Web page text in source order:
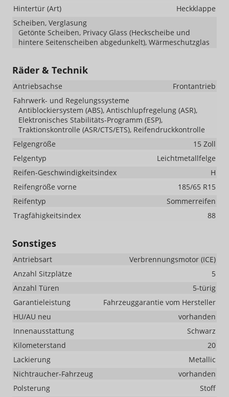
Hintertür (Art)
Heckklappe
Scheiben, Verglasung
Getönte Scheiben, Privacy Glass (Heckscheibe und
hintere Seitenscheiben abgedunkelt), Wärmeschutzglas
Räder & Technik
Antriebsachse
Frontantrieb
Fahrwerk- und Regelungssysteme
Antiblockiersystem (ABS), Antischlupfregelung (ASR),
Elektronisches Stabilitäts-Programm (ESP),
Traktionskontrolle (ASR/CTS/ETS), Reifendruckkontrolle
Felgengröße
15 Zoll
Felgentyp
Leichtmetallfelge
Reifen-Geschwindigkeitsindex
H
Reifengröße vorne
185/65 R15
Reifentyp
Sommerreifen
Tragfähigkeitsindex
88
Sonstiges
Antriebsart
Verbrennungsmotor (ICE)
Anzahl Sitzplätze
5
Anzahl Türen
5-türig
Garantieleistung
Fahrzeuggarantie vom Hersteller
HU/AU neu
vorhanden
Innenausstattung
Schwarz
Kilometerstand
20
Lackierung
Metallic
Nichtraucher-Fahrzeug
vorhanden
Polsterung
Stoff